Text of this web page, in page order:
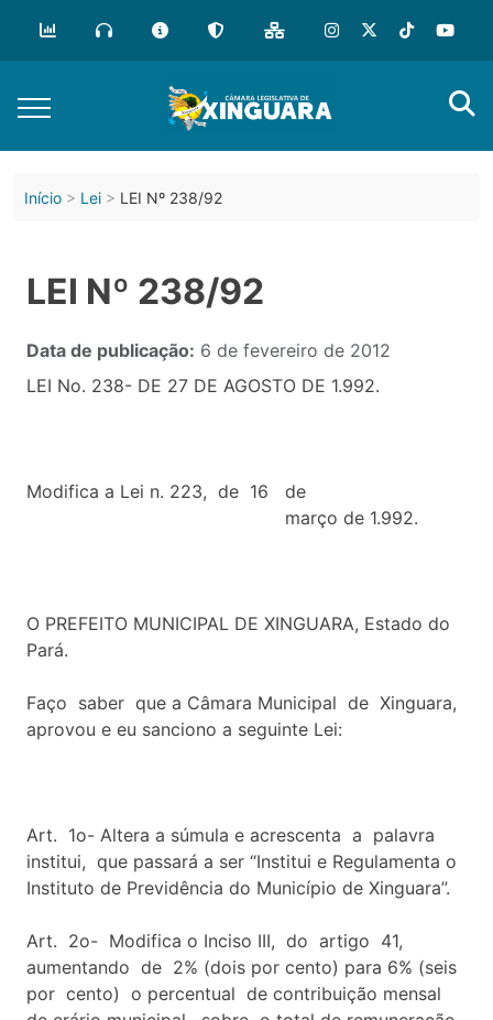
Início Lei LEI Nº 238/92
LEI Nº 238/92
Data de publicação: 6 de fevereiro de 2012
LEI No. 238- DE 27 DE AGOSTO DE 1.992.
Modifica a Lei n. 223, de 16 de
março de 1.992.
O PREFEITO MUNICIPAL DE XINGUARA, Estado do
Pará.
Faço saber que a Câmara Municipal de Xinguara,
aprovou e eu sanciono a seguinte Lei:
Art. 1o- Altera a súmula e acrescenta a palavra
institui, que passará a ser “Institui e Regulamenta o
Instituto de Previdência do Município de Xinguara”.
Art. 2o- Modifica o Inciso III, do artigo 41,
aumentando de 2% (dois por cento) para 6% (seis
por cento) o percentual de contribuição mensal